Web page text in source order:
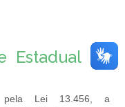
Estadual de
Lei 13.456, a